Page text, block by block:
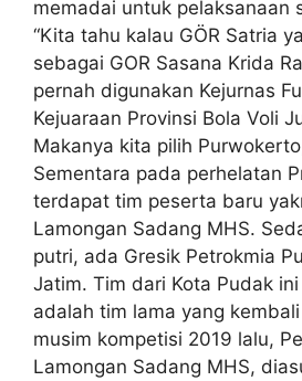
memadai untuk pelaksanaan
“Kita tahu kalau GÖR Satria
sebagai GOR Sasana Krida
pernah digunakan Kejurnas
Kejuaraan Provinsi Bola Voli
Makanya kita pilih
Sementara pada perhelatan
terdapat tim peserta baru
Lamongan Sadang MHS.
putri, ada Gresik Petrokmia
Jatim. Tim dari Kota Pudak
adalah tim lama yang
musim kompetisi 2019 lalu,
Lamongan Sadang MHS,